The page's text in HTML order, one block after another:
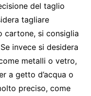
del taglio
tagliare
cartone, si consiglia
invece si desidera
metalli o vetro,
a getto d’acqua o
preciso, come